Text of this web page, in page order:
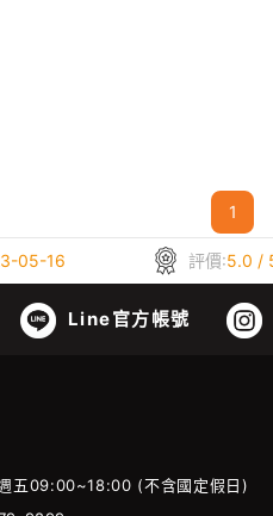
1
05-16 評價:5.0 /
Line官方帳號
五09:00~18:00 (不含國定假日)